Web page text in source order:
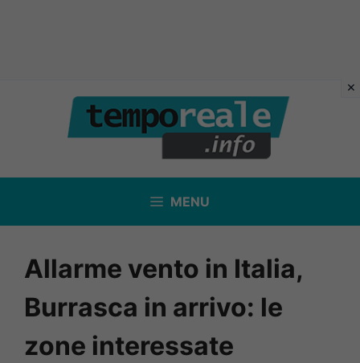
contenuto
MENU
Allarme vento in Italia,
Burrasca in arrivo: le
zone interessate